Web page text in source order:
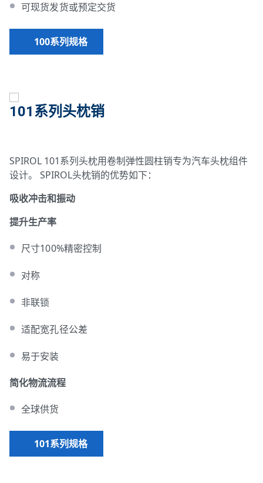
可现货发货或预定交货
100系列规格
101系列头枕销
SPIROL 101系列头枕用卷制弹性圆柱销专为汽车头枕组件
设计。 SPIROL头枕销的优势如下：
吸收冲击和振动
提升生产率
尺寸100%精密控制
对称
非联锁
适配宽孔径公差
易于安装
简化物流流程
全球供货
101系列规格